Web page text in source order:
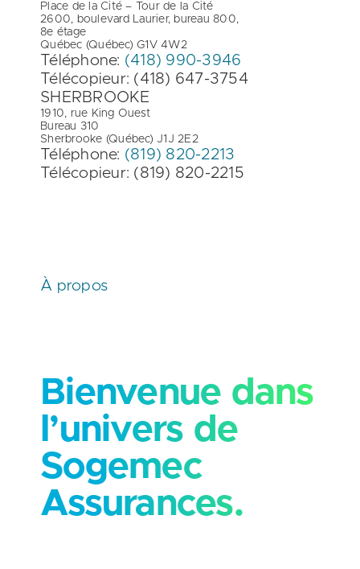
Place de la Cité – Tour de la Cité
2600, boulevard Laurier, bureau 800,
8e étage
Québec (Québec) G1V 4W2
Téléphone: (418) 990-3946
Télécopieur: (418) 647-3754
SHERBROOKE
1910, rue King Ouest
Bureau 310
Sherbrooke (Québec) J1J 2E2
Téléphone: (819) 820-2213
Télécopieur: (819) 820-2215
À propos
Bienvenue dans
l’univers de
Sogemec
Assurances.